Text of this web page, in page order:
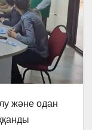
және одан